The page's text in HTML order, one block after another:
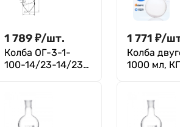
1 789₽/шт.
Колба ОГ-3-1-
100-14/23-14/23-
1 771 ₽/
Колба
1000 мл,